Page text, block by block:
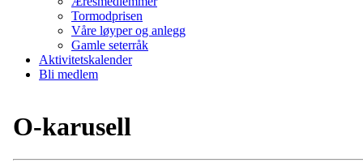
Tormodprisen
Våre løyper og anlegg
Gamle seterråk
Aktivitetskalender
Bli medlem
O-karusell